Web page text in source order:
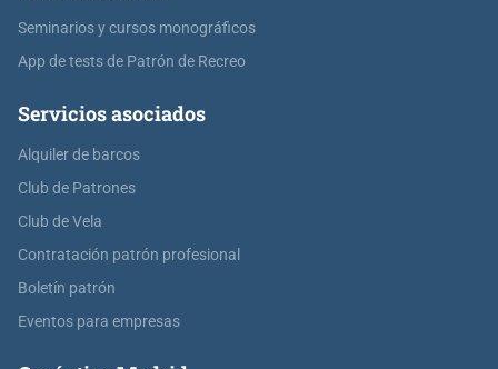
Seminarios y cursos monográficos
App de tests de Patrón de Recreo
Servicios asociados
Alquiler de barcos
Club de Patrones
Club de Vela
Contratación patrón profesional
Boletín patrón
Eventos para empresas